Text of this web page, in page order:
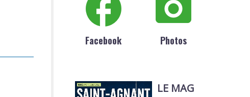
Facebook Photos
LE MAG